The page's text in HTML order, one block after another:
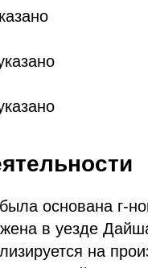
основана г-
в уезде
на